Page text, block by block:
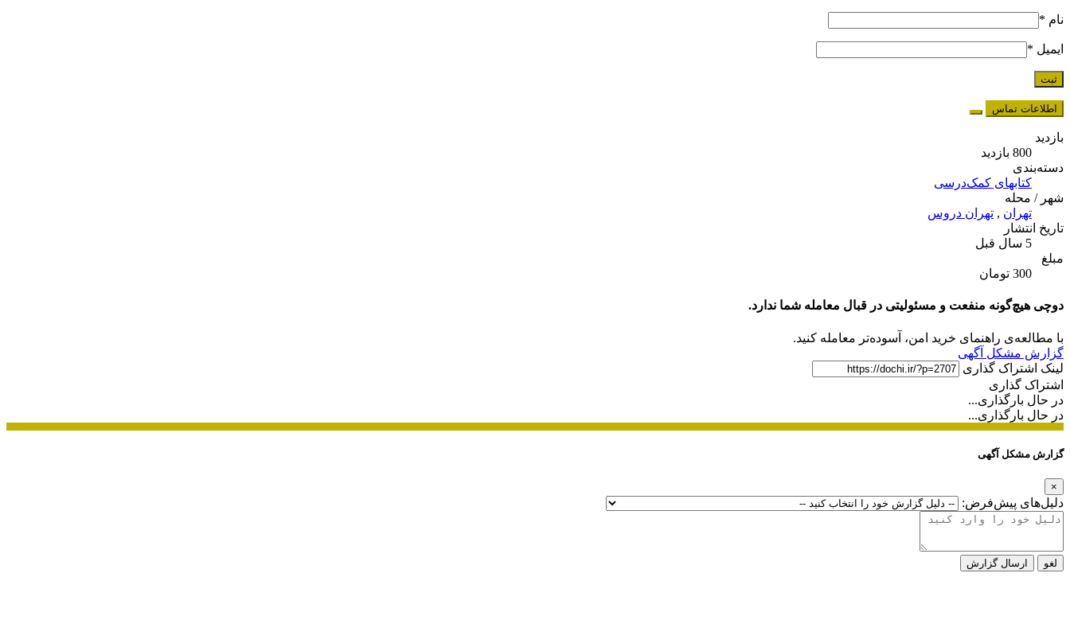
نام *
ایمیل *
اطلاعات تماس
بازدید
800 بازدید
دسته‌بندی
کتابهای کمک‌درسی
شهر / محله
تهران , تهران دروس
تاریخ انتشار
5 سال قبل
مبلغ
300 تومان
دوچی هیچ‌گونه منفعت و مسئولیتی در قبال معامله شما ندارد.
با مطالعه‌ی راهنمای خرید امن، آسوده‌تر معامله کنید.
گزارش مشکل آگهی
لینک اشتراک گذاری
اشتراک گذاری
در حال بارگذاری...
در حال بارگذاری...
گزارش مشکل آگهی
×
دلیل‌های پیش‌فرض:
لغو ارسال گزارش